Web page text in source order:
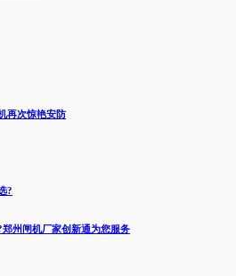
再次惊艳安防
?
州闸机厂家创新通为您服务